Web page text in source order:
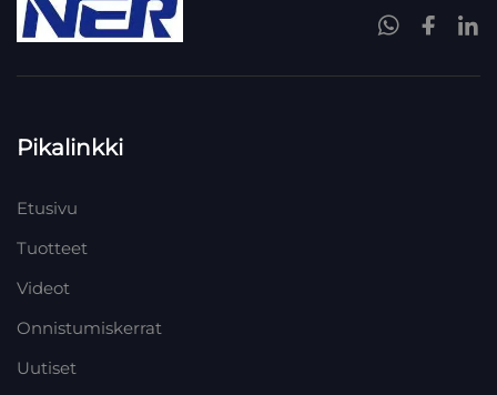
Pikalinkki
Etusivu
Tuotteet
Videot
Onnistumiskerrat
Uutiset